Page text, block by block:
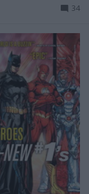
34